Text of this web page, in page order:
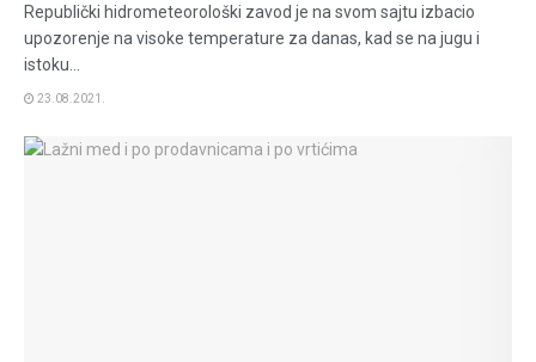
Republički hidrometeorološki zavod je na svom sajtu izbacio
upozorenje na visoke temperature za danas, kad se na jugu i
istoku...
23.08.2021.